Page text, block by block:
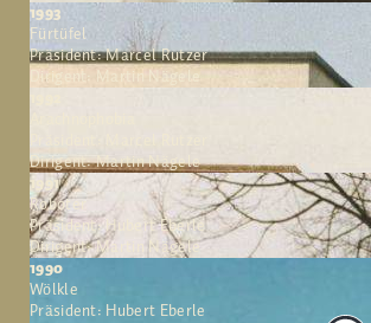
1993
Fürtüfel
Präsident: Marcel Rutzer
Dirigent: Martin Nägele
Dirigent: Martin Nägele
1991
Roboter
Präsident: Hubert Eberle
Dirigent: Martin Nägele
1990
Wölkle
Präsident: Hubert Eberle